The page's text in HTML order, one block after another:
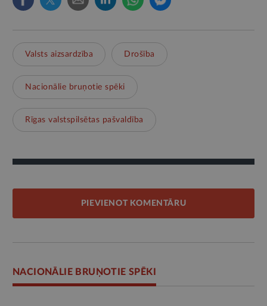
Valsts aizsardzība Drošība
Nacionālie bruņotie spēki
Rīgas valstspilsētas pašvaldība
PIEVIENOT KOMENTĀRU
NACIONĀLIE BRUŅOTIE SPĒKI